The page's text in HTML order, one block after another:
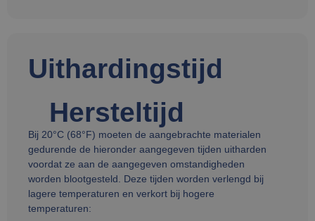
Uithardingstijd
Hersteltijd
Bij 20°C (68°F) moeten de aangebrachte materialen
gedurende de hieronder aangegeven tijden uitharden
voordat ze aan de aangegeven omstandigheden
worden blootgesteld. Deze tijden worden verlengd bij
lagere temperaturen en verkort bij hogere
temperaturen: